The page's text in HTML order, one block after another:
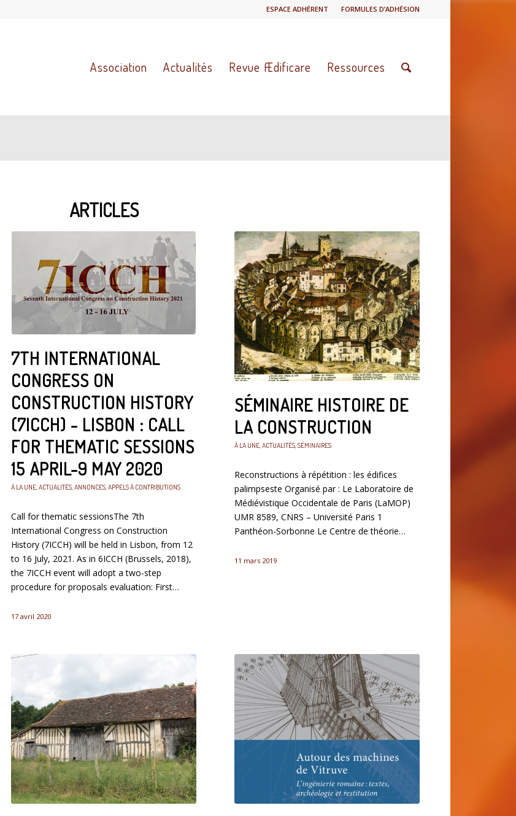
ESPACE ADHÉRENT FORMULES D’ADHÉSION
Association Actualités Revue Ædificare Ressources
ARTICLES
7TH INTERNATIONAL
CONGRESS ON
CONSTRUCTION HISTORY
(7ICCH) - LISBON : CALL
FOR THEMATIC SESSIONS
15 APRIL-9 MAY 2020
À LA UNE, ACTUALITÉS, ANNONCES, APPELS À CONTRIBUTIONS
Call for thematic sessionsThe 7th
International Congress on Construction
History (7ICCH) will be held in Lisbon, from 12
to 16 July, 2021. As in 6ICCH (Brussels, 2018),
the 7ICCH event will adopt a two-step
procedure for proposals evaluation: First…
17 avril 2020
SÉMINAIRE HISTOIRE DE
LA CONSTRUCTION
À LA UNE, ACTUALITÉS, SÉMINAIRES
Reconstructions à répétition : les édifices
palimpseste Organisé par : Le Laboratoire de
Médiévistique Occidentale de Paris (LaMOP)
UMR 8589, CNRS – Université Paris 1
Panthéon-Sorbonne Le Centre de théorie…
11 mars 2019